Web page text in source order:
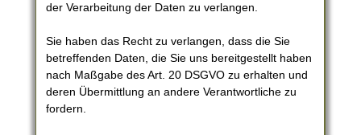
der Verarbeitung der Daten zu verlangen.
Sie haben das Recht zu verlangen, dass die Sie
betreffenden Daten, die Sie uns bereitgestellt haben
nach Maßgabe des Art. 20 DSGVO zu erhalten und
deren Übermittlung an andere Verantwortliche zu
fordern.